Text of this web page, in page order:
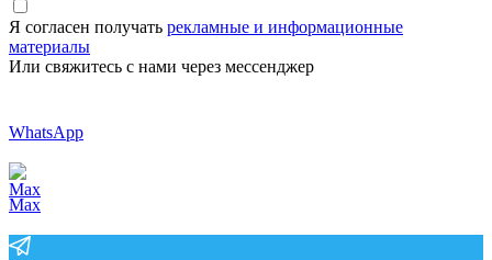
Я согласен получать рекламные и информационные
материалы
Или свяжитесь с нами через мессенджер
WhatsApp
Max